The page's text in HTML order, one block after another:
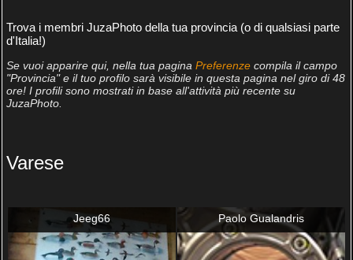
Trova i membri JuzaPhoto della tua provincia (o di qualsiasi parte
d'Italia!)
Se vuoi apparire qui, nella tua pagina Preferenzecompila il campo
"Provincia" e il tuo profilo sarà visibile in questa pagina nel giro di 48
ore! I profili sono mostrati in base all'attività più recente su
JuzaPhoto.
Varese
Jeeg66 Paolo Gualandris